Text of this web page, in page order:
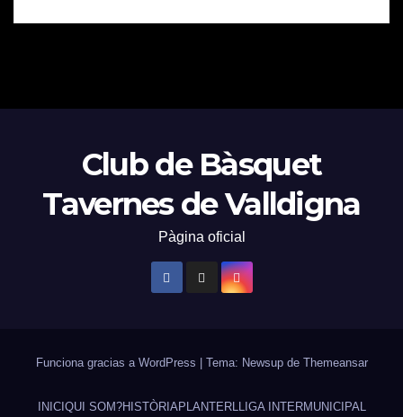
Club de Bàsquet
Tavernes de Valldigna
Pàgina oficial
Funciona gracias a WordPress Tema: Newsup de Themeansar
INICI QUI SOM?HISTÒRIA PLANTERLLIGA INTERMUNICIPAL